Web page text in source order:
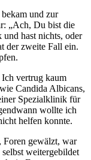
und zur
„Ach, Du bist die
hast nichts, oder
der zweite Fall ein.
vertrug kaum
Candida Albicans,
Spezialklinik für
wollte ich
helfen konnte.
Foren gewälzt, war
weitergebildet